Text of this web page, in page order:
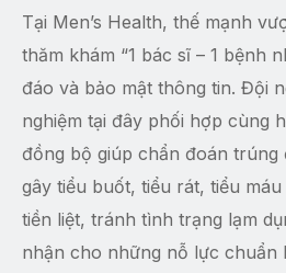
Tại Men’s Health, thế mạnh
thăm khám “1 bác sĩ – 1 bệnh
đáo và bảo mật thông tin. Đội
nghiệm tại đây phối hợp cùng
đồng bộ giúp chẩn đoán trúng
gây tiểu buốt, tiểu rát, tiểu
tiền liệt, tránh tình trạng lạm
nhận cho những nỗ lực chuẩn